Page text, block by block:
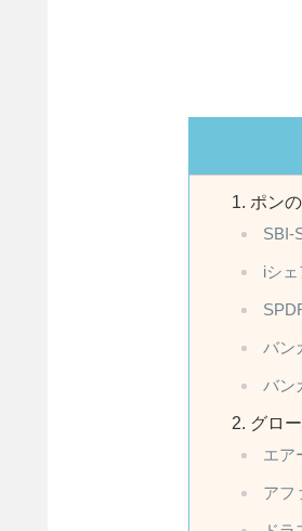
ポン
SBI-
iシ
バン
バン
グロ
エア
アフ